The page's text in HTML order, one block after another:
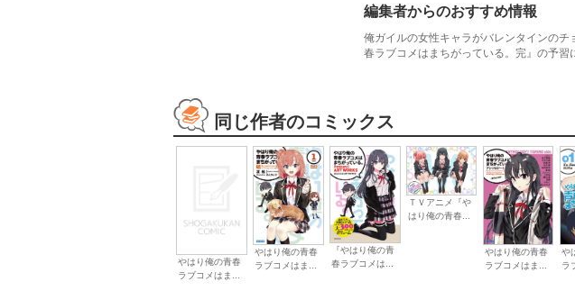
編集者からのおすすめ情報
俺ガイルの女性キャラがバレンタインの
春ラブコメはまちがっている。完』の予習
同じ作者のコミックス
やはり俺の青春
ラブコメはま...
やはり俺の青春
ラブコメはま...
『やはり俺の青
春ラブコメは...
ＴＶアニメ『や
はり俺の青春...
やはり俺の青春
ラブコメはま...
や
ラ